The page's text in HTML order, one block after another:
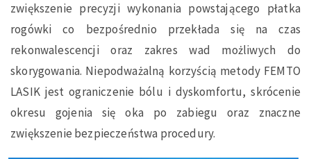
zwiększenie precyzji wykonania powstającego płatka
rogówki co bezpośrednio przekłada się na czas
rekonwalescencji oraz zakres wad możliwych do
skorygowania. Niepodważalną korzyścią metody FEMTO
LASIK jest ograniczenie bólu i dyskomfortu, skrócenie
okresu gojenia się oka po zabiegu oraz znaczne
zwiększenie bezpieczeństwa procedury.